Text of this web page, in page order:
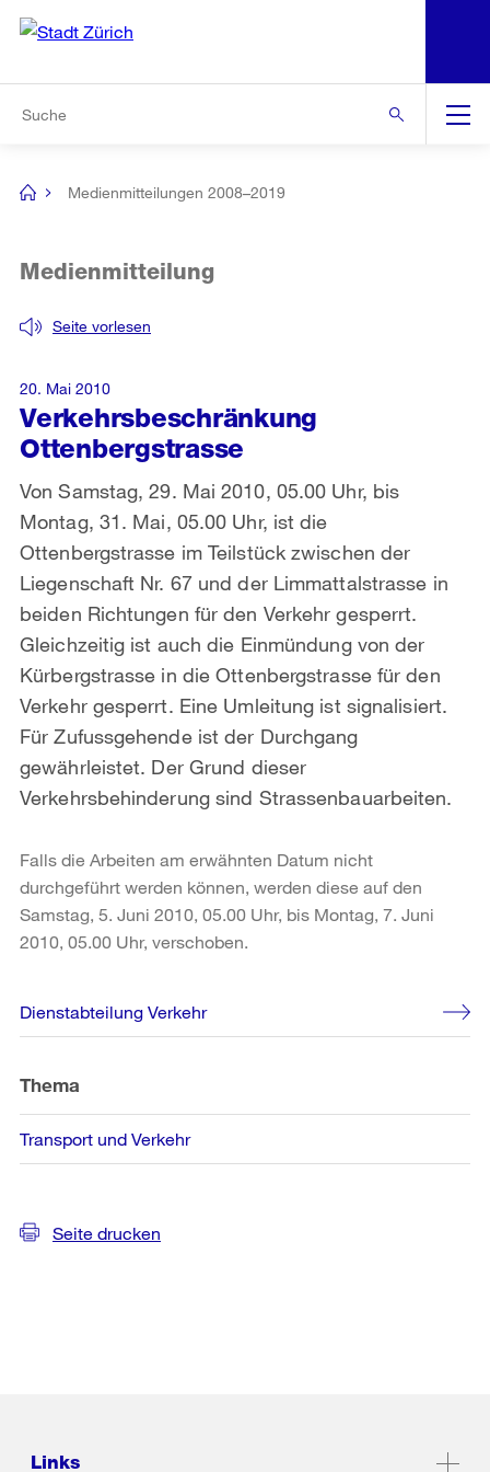
Navigation
[no
Medienmitteilungen 2008–2019
Verkehrsbeschränkung
Ottenbergstrasse
Seite vorlesen
Medienmitteilung
Von Samstag, 29. Mai 2010, 05.00 Uhr, bis
Montag, 31. Mai, 05.00 Uhr, ist die
Ottenbergstrasse im Teilstück zwischen der
Liegenschaft Nr. 67 und der Limmattalstrasse in
beiden Richtungen für den Verkehr gesperrt.
Gleichzeitig ist auch die Einmündung von der
Kürbergstrasse in die Ottenbergstrasse für den
Verkehr gesperrt. Eine Umleitung ist signalisiert.
Für Zufussgehende ist der Durchgang
gewährleistet. Der Grund dieser
Verkehrsbehinderung sind Strassenbauarbeiten.
20. Mai 2010
Falls die Arbeiten am erwähnten Datum nicht
durchgeführt werden können, werden diese auf den
Samstag, 5. Juni 2010, 05.00 Uhr, bis Montag, 7. Juni
2010, 05.00 Uhr, verschoben.
Weitere
Informationen
Dienstabteilung Verkehr
Thema
Transport und Verkehr
Seite drucken
Links